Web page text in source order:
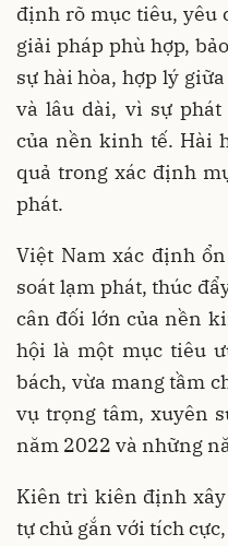
định rõ mục tiêu, yêu
giải pháp phù hợp,
sự hài hòa, hợp lý
và lâu dài, vì sự
của nền kinh tế. Hài
quả trong xác định
phát.
Việt Nam xác định
soát lạm phát, thúc
cân đối lớn của nền
hội là một mục tiêu
bách, vừa mang tầm
vụ trọng tâm, xuyên
năm 2022 và những
Kiên trì kiên định
tự chủ gắn với tích